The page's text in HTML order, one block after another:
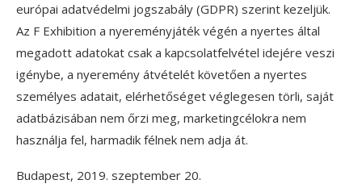
európai adatvédelmi jogszabály (GDPR) szerint kezeljük.
Az F Exhibition a nyereményjáték végén a nyertes által
megadott adatokat csak a kapcsolatfelvétel idejére veszi
igénybe, a nyeremény átvételét követően a nyertes
személyes adatait, elérhetőséget véglegesen törli, saját
adatbázisában nem őrzi meg, marketingcélokra nem
használja fel, harmadik félnek nem adja át.
Budapest, 2019. szeptember 20.